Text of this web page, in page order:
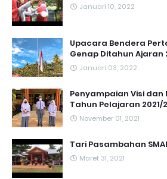
Januari 10, 2022
Upacara Bendera
Genap Ditahun Ajaran
Januari 03, 2022
Penyampaian Visi dan
Tahun Pelajaran 2021/
November 01, 2021
Tari Pasambahan
Maret 31, 2021